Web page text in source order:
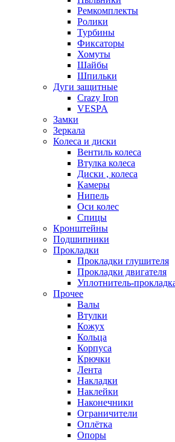
Ремкомплекты
Ролики
Турбины
Фиксаторы
Хомуты
Шайбы
Шпильки
Дуги защитные
Crazy Iron
VESPA
Замки
Зеркала
Колеса и диски
Вентиль колеса
Втулка колеса
Диски , колеса
Камеры
Нипель
Оси колес
Спицы
Кронштейны
Подшипники
Прокладки
Прокладки глушителя
Прокладки двигателя
Уплотнитель-
Прочее
Валы
Втулки
Кожух
Кольца
Корпуса
Крючки
Лента
Накладки
Наклейки
Наконечники
Ограничители
Оплётка
Опоры